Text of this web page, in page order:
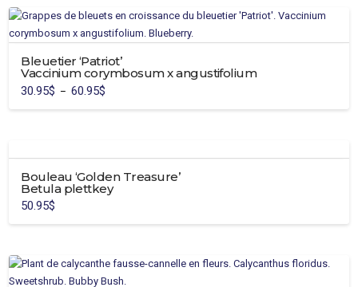
la
page
produit
a
plusieurs
variations.
Les
options
peuvent
être
page
du
Bleuetier ‘Patriot’
Vaccinium corymbosum x angustifolium
30.95$ – 60.95$
prix :
plusieurs
variations.
Les
options
peuvent
choisies
sur
Bouleau ‘Golden Treasure’
Betula plettkey
50.95$